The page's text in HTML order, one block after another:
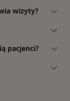
wizyty?
pacjenci?